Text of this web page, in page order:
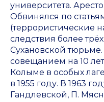
университета.
Обвинялся по
(террористические
следствия более
Сухановской
совещанием на 10
Колыме в особых
в 1955 году. В 1963
Гандлевской, П.